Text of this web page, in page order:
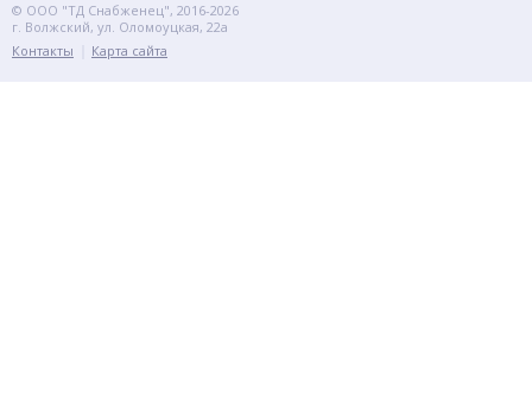
© ООО "ТД Снабженец", 2016-2026
г. Волжский, ул. Оломоуцкая, 22а
Контакты
Карта сайта